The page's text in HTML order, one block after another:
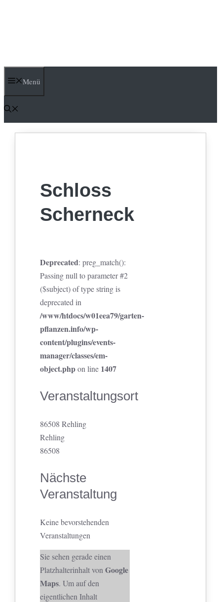
Menü
Schloss
Scherneck
Deprecated: preg_match():
Passing null to parameter #2
($subject) of type string is
deprecated in
/www/htdocs/w01eea79/garten-
pflanzen.info/wp-
content/plugins/events-
manager/classes/em-
object.phpon line 1407
Veranstaltungsort
86508 Rehling
Rehling
86508
Nächste
Veranstaltung
Keine bevorstehenden
Veranstaltungen
Sie sehen gerade einen
Platzhalterinhalt vonGoogle
Maps. Um auf den
eigentlichen Inhalt